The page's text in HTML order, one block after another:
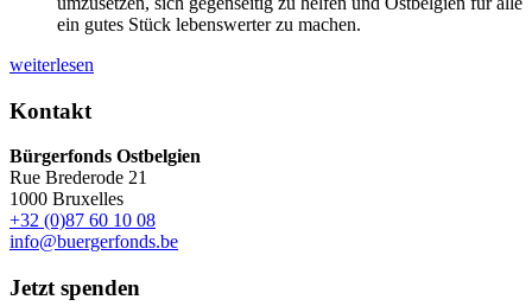
ein gutes Stück lebenswerter zu machen.
weiterlesen
Kontakt
Bürgerfonds Ostbelgien
Rue Brederode 21
1000 Bruxelles
+32 (0)87 60 10 08
info@buergerfonds.be
Jetzt spenden